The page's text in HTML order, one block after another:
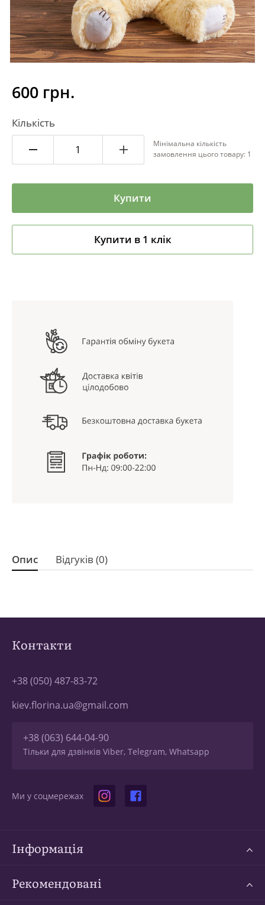
600 грн.
Кількість
Мінімальна кількість
замовлення цього товару: 1
Купити
Купити в 1 клік
Опис Відгуків (0)
Контакти
+38 (050) 487-83-72
kiev.florina.ua@gmail.com
+38 (063) 644-04-90
Тільки для дзвінків Viber, Telegram, Whatsapp
Ми у соцмережах
Інформація
Рекомендовані